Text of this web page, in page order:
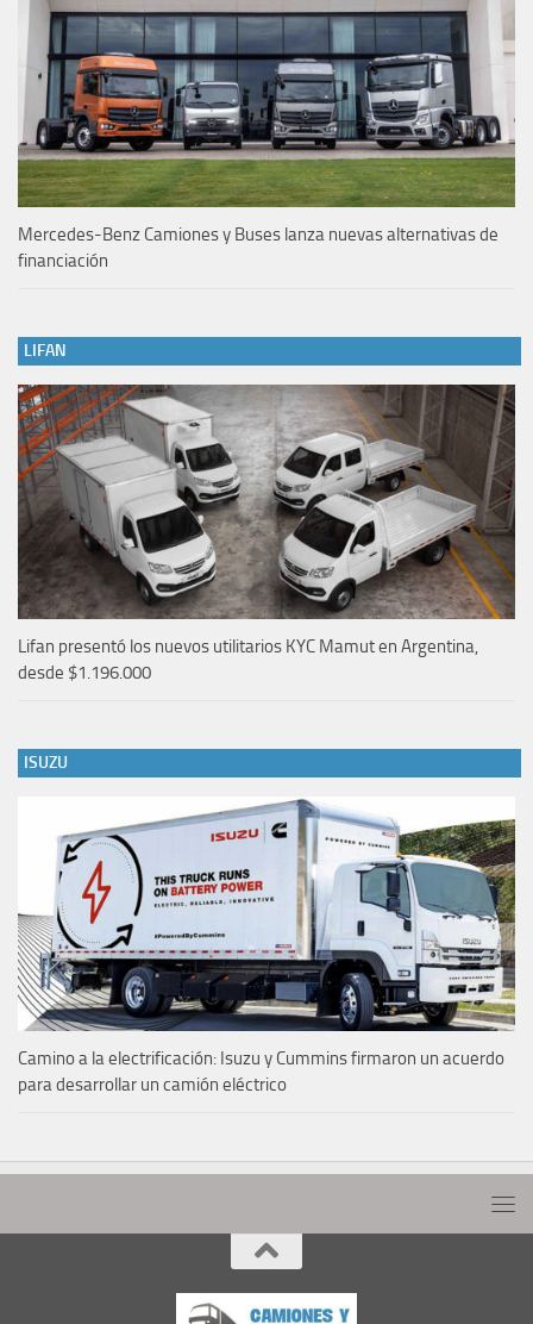
Mercedes-Benz Camiones y Buses lanza nuevas alternativas de
financiación
LIFAN
Lifan presentó los nuevos utilitarios KYC Mamut en Argentina,
desde $1.196.000
ISUZU
Camino a la electrificación: Isuzu y Cummins firmaron un acuerdo
para desarrollar un camión eléctrico